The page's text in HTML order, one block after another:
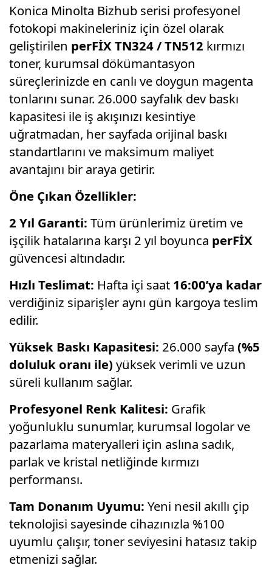
Konica Minolta Bizhub serisi profesyonel
fotokopi makineleriniz için özel olarak
geliştirilen perFİX TN324 / TN512 kırmızı
toner, kurumsal dökümantasyon
süreçlerinizde en canlı ve doygun magenta
tonlarını sunar. 26.000 sayfalık dev baskı
kapasitesi ile iş akışınızı kesintiye
uğratmadan, her sayfada orijinal baskı
standartlarını ve maksimum maliyet
avantajını bir araya getirir.
Öne Çıkan Özellikler:
2 Yıl Garanti: Tüm ürünlerimiz üretim ve
işçilik hatalarına karşı 2 yıl boyunca perFİX
güvencesi altındadır.
Hızlı Teslimat: Hafta içi saat 16:00’ya kadar
verdiğiniz siparişler aynı gün kargoya teslim
edilir.
Yüksek Baskı Kapasitesi: 26.000 sayfa (%5
doluluk oranı ile) yüksek verimli ve uzun
süreli kullanım sağlar.
Profesyonel Renk Kalitesi: Grafik
yoğunluklu sunumlar, kurumsal logolar ve
pazarlama materyalleri için aslına sadık,
parlak ve kristal netliğinde kırmızı
performansı.
Tam Donanım Uyumu: Yeni nesil akıllı çip
teknolojisi sayesinde cihazınızla %100
uyumlu çalışır, toner seviyesini hatasız takip
etmenizi sağlar.